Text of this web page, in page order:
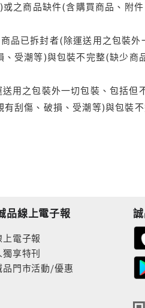
之商品缺件(含購買商品、附
品已拆封者(除運送用之包裝外
受潮等)與包裝不完整(缺少商
用之包裝外一切包裝、包括但
刮傷、破損、受潮等)與包裝
品線上電子報
電子報
享特刊
品門市活動/優惠